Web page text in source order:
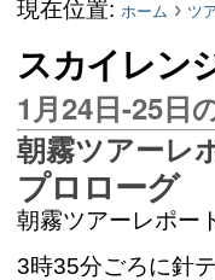
飛
ぶ
|
ナ
ビ
ゲ
ョ
ン
現在位置: ホーム › ツ
スカイレン
1月24日-25日
朝霧ツアーレ
プロローグ
朝霧ツアーレポー
3時35分ごろに針